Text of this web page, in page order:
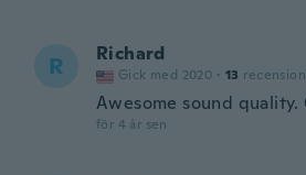
R Richard
Gick med 2020 · 13
Awesome sound quality.
för 4 år sen